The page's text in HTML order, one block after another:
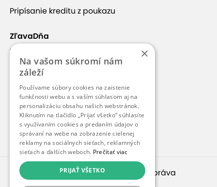
Pripísanie kreditu z poukazu
ZľavaDňa
Náš príbeh
Kontakt
Kariéra
Blog
Pre médiá
Pre partnerov
© 2010 – 2026inspirago s. r. o.
. Všetky práva
×
Na vašom súkromí nám
záleží
Používame súbory cookies na zaistenie
funkčnosti webu a s vaším súhlasom aj na
personalizáciu obsahu našich webstránok.
Kliknutím na tlačidlo „Prijať všetko“ súhlasíte
s využívaním cookies a predaním údajov o
správaní na webe na zobrazenie cielenej
reklamy na sociálnych sieťach, reklamných
sieťach a ďalších weboch. Prečítať viac
PRIJAŤ VŠETKO